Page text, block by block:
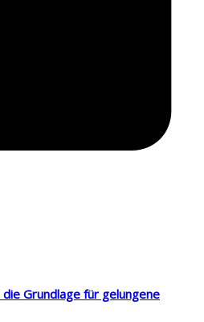
Grundlage für gelungene